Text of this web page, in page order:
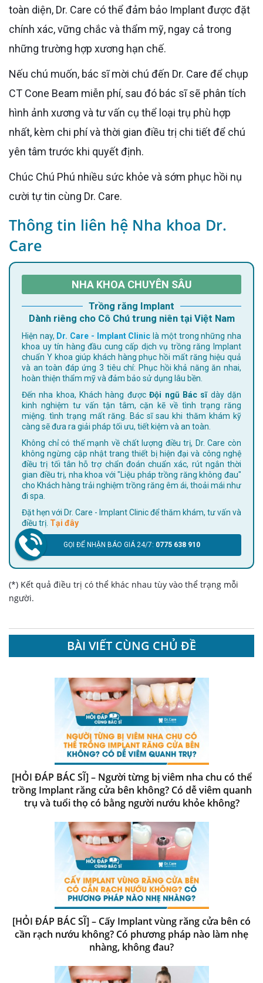
toàn diện, Dr. Care có thể đảm bảo Implant được đặt
chính xác, vững chắc và thẩm mỹ, ngay cả trong
những trường hợp xương hạn chế.
Nếu chú muốn, bác sĩ mời chú đến Dr. Care để chụp
CT Cone Beam miễn phí, sau đó bác sĩ sẽ phân tích
hình ảnh xương và tư vấn cụ thể loại trụ phù hợp
nhất, kèm chi phí và thời gian điều trị chi tiết để chú
yên tâm trước khi quyết định.
Chúc Chú Phú nhiều sức khỏe và sớm phục hồi nụ
cười tự tin cùng Dr. Care.
Thông tin liên hệ Nha khoa Dr.
Care
NHA KHOA CHUYÊN SÂU
Trồng răng Implant
Dành riêng cho Cô Chú trung niên tại Việt Nam
Hiện nay, Dr. Care - Implant Clinic là một trong những nha
khoa uy tín hàng đầu cung cấp dịch vụ trồng răng Implant
chuẩn Y khoa giúp khách hàng phục hồi mất răng hiệu quả
và an toàn đáp ứng 3 tiêu chí: Phục hồi khả năng ăn nhai,
hoàn thiện thẩm mỹ và đảm bảo sử dụng lâu bền.
Đến nha khoa, Khách hàng đượcĐội ngũ Bác sĩdày dặn
kinh nghiệm tư vấn tận tâm, cặn kẽ về tình trạng răng
miệng. tình trạng mất răng. Bác sĩ sau khi thăm khám kỹ
càng sẽ đưa ra giải pháp tối ưu, tiết kiệm và an toàn.
Không chỉ có thế mạnh về chất lượng điều trị, Dr. Care còn
không ngừng cập nhật trang thiết bị hiện đại và công nghệ
điều trị tối tân hỗ trợ chẩn đoán chuẩn xác, rút ngắn thời
gian điều trị, nha khoa với "Liệu pháp trồng răng không đau"
cho Khách hàng trải nghiệm trồng răng êm ái, thoải mái như
đi spa.
Đặt hẹn với Dr. Care - Implant Clinic để thăm khám, tư vấn và
điều trị. Tại đây
GỌI ĐỂ NHẬN BÁO GIÁ 24/7: 0775 638 910
(*) Kết quả điều trị có thể khác nhau tùy vào thể trạng mỗi
người.
BÀI VIẾT CÙNG CHỦ ĐỀ
[HỎI ĐÁP BÁC SĨ] – Người từng bị viêm nha chu có thể
trồng Implant răng cửa bên không? Có dễ viêm quanh
trụ và tuổi thọ có bằng người nướu khỏe không?
[HỎI ĐÁP BÁC SĨ] – Cấy Implant vùng răng cửa bên có
cần rạch nướu không? Có phương pháp nào làm nhẹ
nhàng, không đau?